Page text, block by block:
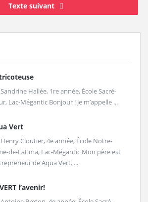
Texte suivant
Hallée, 1re année, École Sacré-
Lac-Mégantic Bonjour ! Je m’appelle ...
Vert
Cloutier, 4e année, École Notre-
de-Fatima, Lac-Mégantic Mon père est
de Aqua Vert. ...
l’avenir!